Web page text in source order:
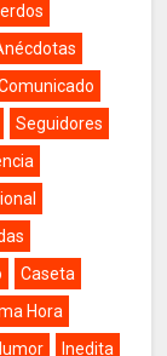
Seguidores
Caseta
Hora
Inedita